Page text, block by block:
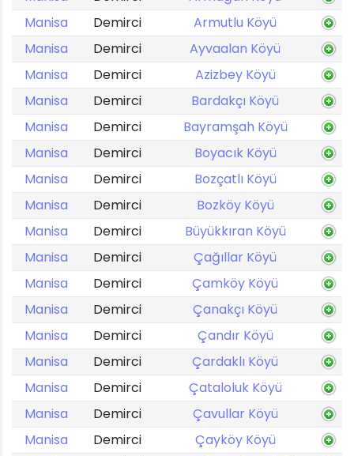
Manisa
Demirci
Armutlu Köyü
Manisa
Demirci
Ayvaalan Köyü
Manisa
Demirci
Azizbey Köyü
Manisa
Demirci
Bardakçı Köyü
Manisa
Demirci
Bayramşah Köyü
Manisa
Demirci
Boyacık Köyü
Manisa
Demirci
Bozçatlı Köyü
Manisa
Demirci
Bozköy Köyü
Manisa
Demirci
Büyükkıran Köyü
Manisa
Demirci
Çağıllar Köyü
Manisa
Demirci
Çamköy Köyü
Manisa
Demirci
Çanakçı Köyü
Manisa
Demirci
Çandır Köyü
Manisa
Demirci
Çardaklı Köyü
Manisa
Demirci
Çataloluk Köyü
Manisa
Demirci
Çavullar Köyü
Manisa
Demirci
Çayköy Köyü